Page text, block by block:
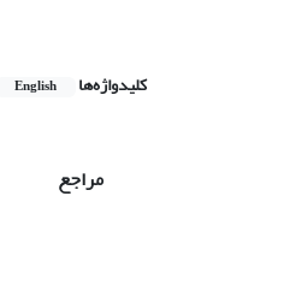
کلیدواژه‌ها English
مراجع